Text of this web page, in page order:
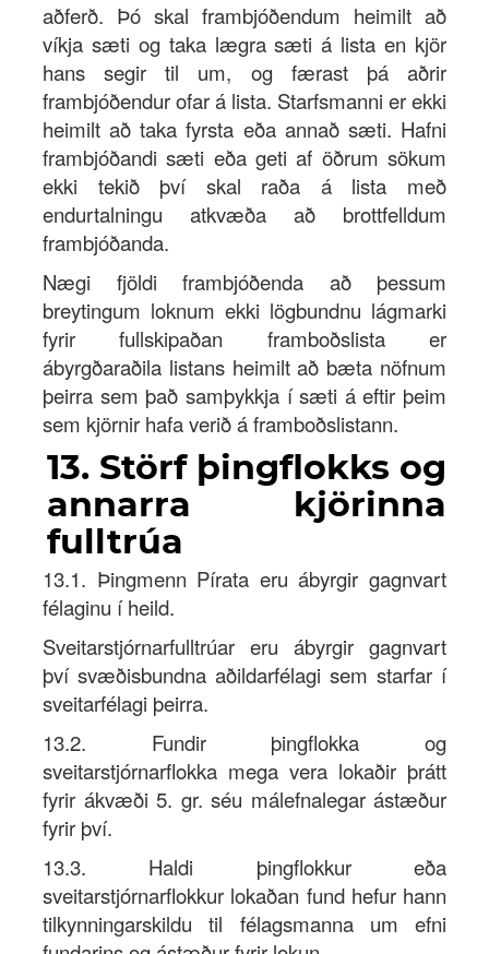
aðferð. Þó skal frambjóðendum heimilt að
víkja sæti og taka lægra sæti á lista en kjör
hans segir til um, og færast þá aðrir
frambjóðendur ofar á lista. Starfsmanni er ekki
heimilt að taka fyrsta eða annað sæti. Hafni
frambjóðandi sæti eða geti af öðrum sökum
ekki tekið því skal raða á lista með
endurtalningu atkvæða að brottfelldum
frambjóðanda.
Nægi fjöldi frambjóðenda að þessum
breytingum loknum ekki lögbundnu lágmarki
fyrir fullskipaðan framboðslista er
ábyrgðaraðila listans heimilt að bæta nöfnum
þeirra sem það samþykkja í sæti á eftir þeim
sem kjörnir hafa verið á framboðslistann.
13. Störf þingflokks og
annarra kjörinna
fulltrúa
13.1. Þingmenn Pírata eru ábyrgir gagnvart
félaginu í heild.
Sveitarstjórnarfulltrúar eru ábyrgir gagnvart
því svæðisbundna aðildarfélagi sem starfar í
sveitarfélagi þeirra.
13.2. Fundir þingflokka og
sveitarstjórnarflokka mega vera lokaðir þrátt
fyrir ákvæði 5. gr. séu málefnalegar ástæður
fyrir því.
13.3. Haldi þingflokkur eða
sveitarstjórnarflokkur lokaðan fund hefur hann
tilkynningarskildu til félagsmanna um efni